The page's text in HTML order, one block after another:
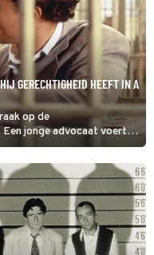
GERECHTIGHEID HEEFT IN A
op de
jonge advocaat voert